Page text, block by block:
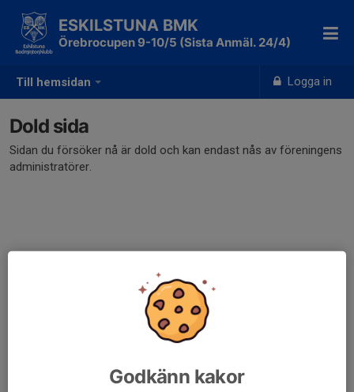
Till hemsidan Logga in
ESKILSTUNA BMK
Örebrocupen 9-10/5 (Sista Anmäl. 24/4)
Dold sida
Sidan du försöker nå är dold och kan endast nås av föreningens
administratörer.
Godkänn kakor